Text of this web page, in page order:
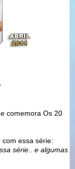
comemora Os 20
essa série:
série.. e algumas